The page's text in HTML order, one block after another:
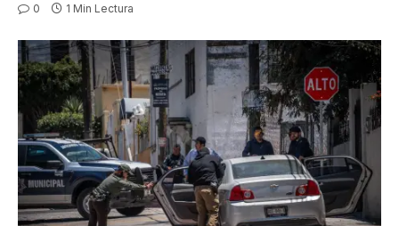
0 1 Min Lectura